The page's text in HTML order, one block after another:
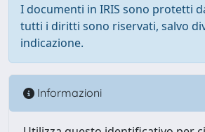
I documenti in IRIS sono protetti
tutti i diritti sono riservati, salvo
indicazione.
Informazioni